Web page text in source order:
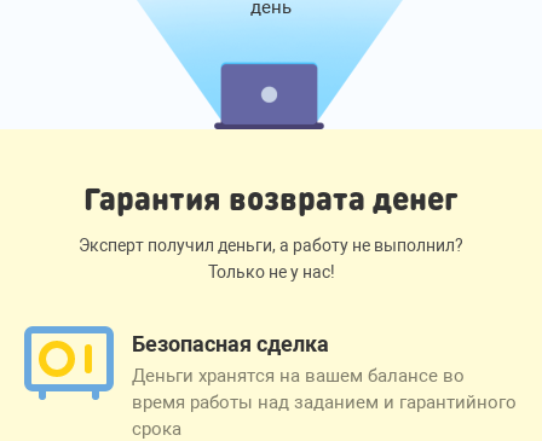
день
Гарантия возврата денег
Эксперт получил деньги, а работу не выполнил?
Только не у нас!
Безопасная сделка
Деньги хранятся на вашем балансе во
время работы над заданием и гарантийного
срока